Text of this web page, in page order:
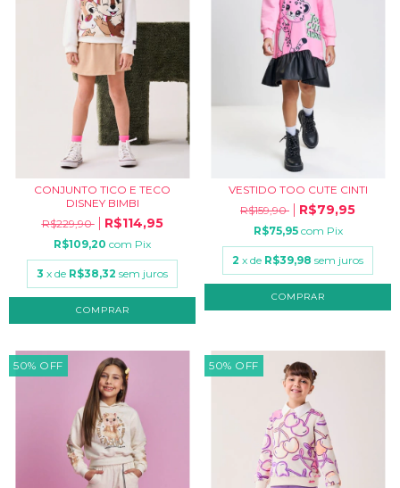
CONJUNTO TICO E TECO
DISNEY BIMBI
R$229,90
R$114,95
R$109,20 com Pix
3 x de R$38,32 sem juros
COMPRAR
VESTIDO TOO CUTE CINTI
R$159,90
R$79,95
R$75,95 com Pix
2 x de R$39,98 sem juros
COMPRAR
50% OFF 50% OFF